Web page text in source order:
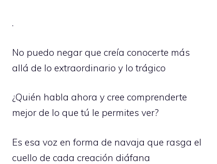
.
No puedo negar que creía conocerte más
allá de lo extraordinario y lo trágico
¿Quién habla ahora y cree comprenderte
mejor de lo que tú le permites ver?
Es esa voz en forma de navaja que rasga el
cuello de cada creación diáfana